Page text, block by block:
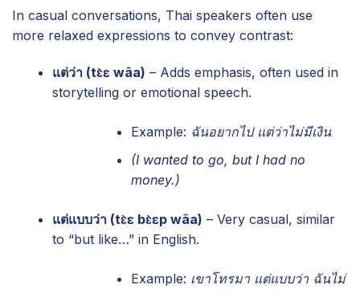
In casual conversations, Thai speakers often use
more relaxed expressions to convey contrast:
แต่ว่า (tɛ̀ɛ wâa) – Adds emphasis, often used in
storytelling or emotional speech.
Example: ฉันอยากไป แต่ว่าไม่มีเงิน
(I wanted to go, but I had no
money.)
แต่แบบว่า (tɛ̀ɛ bɛ̀ɛp wâa) – Very casual, similar
to “but like…” in English.
Example: เขาโทรมา แต่แบบว่า ฉันไม่